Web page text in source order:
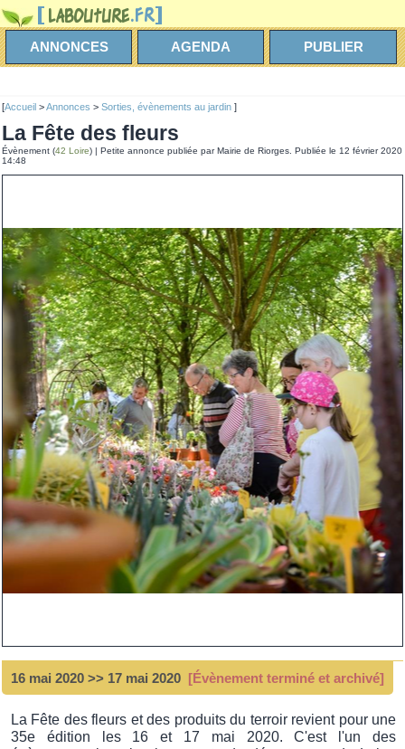
ANNONCES AGENDA PUBLIER
[Accueil >Annonces > Sorties, évènements au jardin ]
La Fête des fleurs
Évènement (42 Loire) | Petite annonce publiée par Mairie de Riorges. Publiée le 12 février 2020
14:48
16 mai 2020 >> 17 mai 2020 [Évènement terminé et archivé]
La Fête des fleurs et des produits du terroir revient pour une
35e édition les 16 et 17 mai 2020. C'est l'un des